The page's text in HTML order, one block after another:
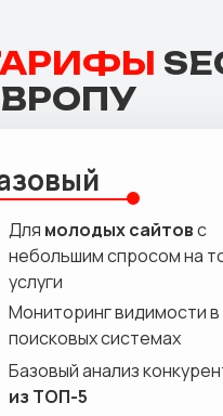
Для молодых сайтовс
небольшим спросом на
услуги
Мониторинг видимости в
поисковых системах
Базовый анализ
из ТОП-5